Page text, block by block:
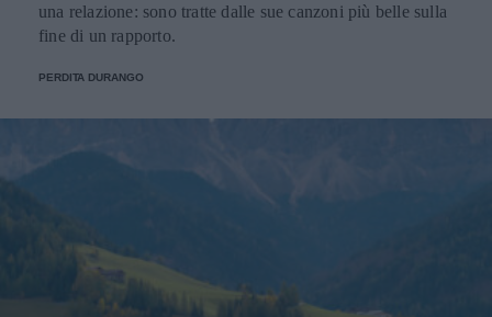
una relazione: sono tratte dalle sue canzoni più belle sulla
fine di un rapporto.
PERDITA DURANGO